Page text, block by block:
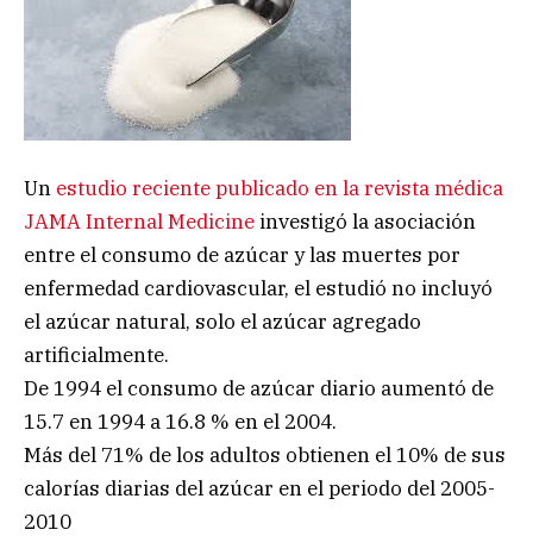
Un estudio reciente publicado en la revista médica
JAMA Internal Medicine investigó la asociación
entre el consumo de azúcar y las muertes por
enfermedad cardiovascular, el estudió no incluyó
el azúcar natural, solo el azúcar agregado
artificialmente.
De 1994 el consumo de azúcar diario aumentó de
15.7 en 1994 a 16.8 % en el 2004.
Más del 71% de los adultos obtienen el 10% de sus
calorías diarias del azúcar en el periodo del 2005-
2010